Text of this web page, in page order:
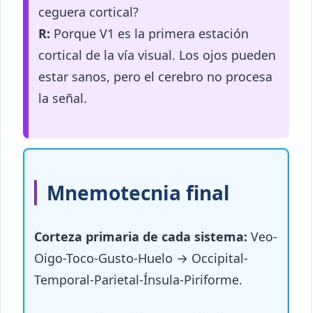
ceguera cortical?
R: Porque V1 es la primera estación
cortical de la vía visual. Los ojos pueden
estar sanos, pero el cerebro no procesa
la señal.
Mnemotecnia final
Corteza primaria de cada sistema: Veo-
Oigo-Toco-Gusto-Huelo → Occipital-
Temporal-Parietal-Ínsula-Piriforme.